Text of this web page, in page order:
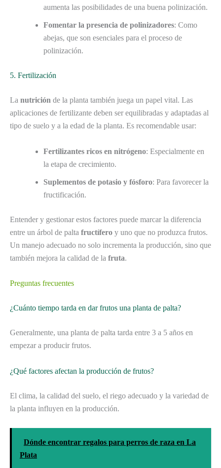
aumenta las posibilidades de una buena polinización.
Fomentar la presencia de polinizadores: Como
abejas, que son esenciales para el proceso de
polinización.
5. Fertilización
La nutrición de la planta también juega un papel vital. Las
aplicaciones de fertilizante deben ser equilibradas y adaptadas al
tipo de suelo y a la edad de la planta. Es recomendable usar:
Fertilizantes ricos en nitrógeno: Especialmente en
la etapa de crecimiento.
Suplementos de potasio y fósforo: Para favorecer la
fructificación.
Entender y gestionar estos factores puede marcar la diferencia
entre un árbol de palta fructífero y uno que no produzca frutos.
Un manejo adecuado no solo incrementa la producción, sino que
también mejora la calidad de la fruta.
Preguntas frecuentes
¿Cuánto tiempo tarda en dar frutos una planta de palta?
Generalmente, una planta de palta tarda entre 3 a 5 años en
empezar a producir frutos.
¿Qué factores afectan la producción de frutos?
El clima, la calidad del suelo, el riego adecuado y la variedad de
la planta influyen en la producción.
Dónde encontrar regalos para perros de raza en La
Plata